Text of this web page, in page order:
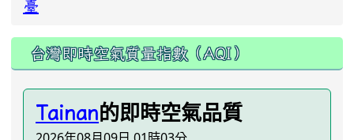
臺
台灣即時空氣質量指數（AQI）
Tainan的即時空氣品質